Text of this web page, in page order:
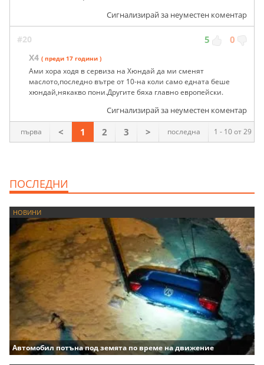
Сигнализирай за неуместен коментар
#20 5 0
X4 ( преди 17 години )
Ами хора ходя в сервиза на Хюндай да ми сменят
маслото,последно вътре от 10-на коли само едната беше
хюндай,някакво пони.Другите бяха главно европейски.
Сигнализирай за неуместен коментар
1 - 10 от 29
първа < 1 2 3 > последна
ПОСЛЕДНИ
НОВИНИ
Автомобил потъна под земята по време на движение